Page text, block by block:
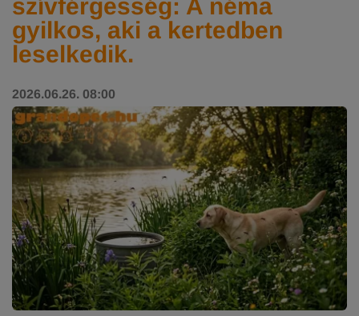
szívférgesség: A néma
gyilkos, aki a kertedben
leselkedik.
2026.06.26. 08:00